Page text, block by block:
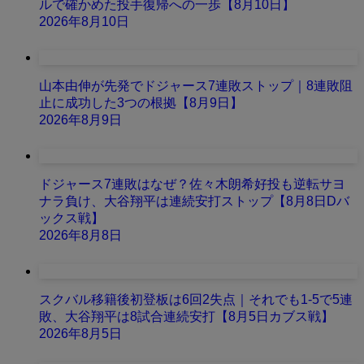
ルで確かめた投手復帰への一歩【8月10日】
2026年8月10日
山本由伸が先発でドジャース7連敗ストップ｜8連敗阻
止に成功した3つの根拠【8月9日】
2026年8月9日
ドジャース7連敗はなぜ？佐々木朗希好投も逆転サヨ
ナラ負け、大谷翔平は連続安打ストップ【8月8日Dバ
ックス戦】
2026年8月8日
スクバル移籍後初登板は6回2失点｜それでも1-5で5連
敗、大谷翔平は8試合連続安打【8月5日カブス戦】
2026年8月5日